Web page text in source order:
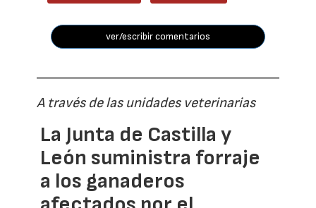
ver/escribir comentarios
A través de las unidades veterinarias
La Junta de Castilla y
León suministra forraje
a los ganaderos